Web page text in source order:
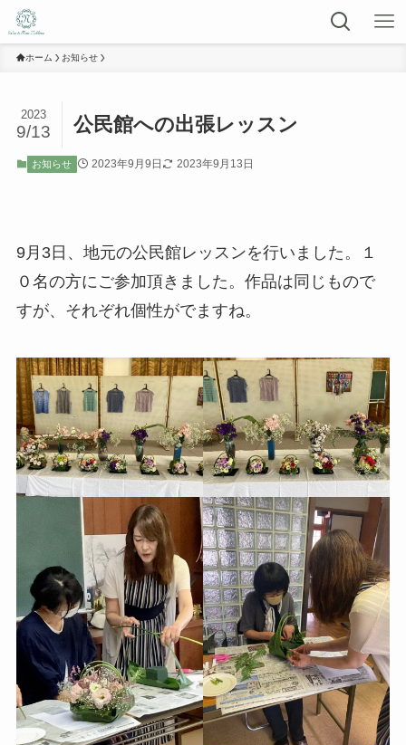
ホーム お知らせ
公民館への出張レッスン
2023
9/13
お知らせ 2023年9月9日 2023年9月13日
9月3日、地元の公民館レッスンを行いました。１
０名の方にご参加頂きました。作品は同じもので
すが、それぞれ個性がでますね。